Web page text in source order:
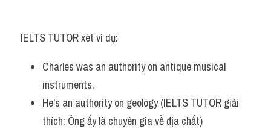
IELTS TUTOR xét ví dụ:
Charles was an authority on antique musical
instruments.
He's an authority on geology (IELTS TUTOR giải
thích: Ông ấy là chuyên gia về địa chất)